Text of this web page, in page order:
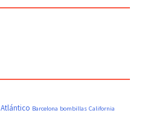
Atlántico Barcelona bombillas California